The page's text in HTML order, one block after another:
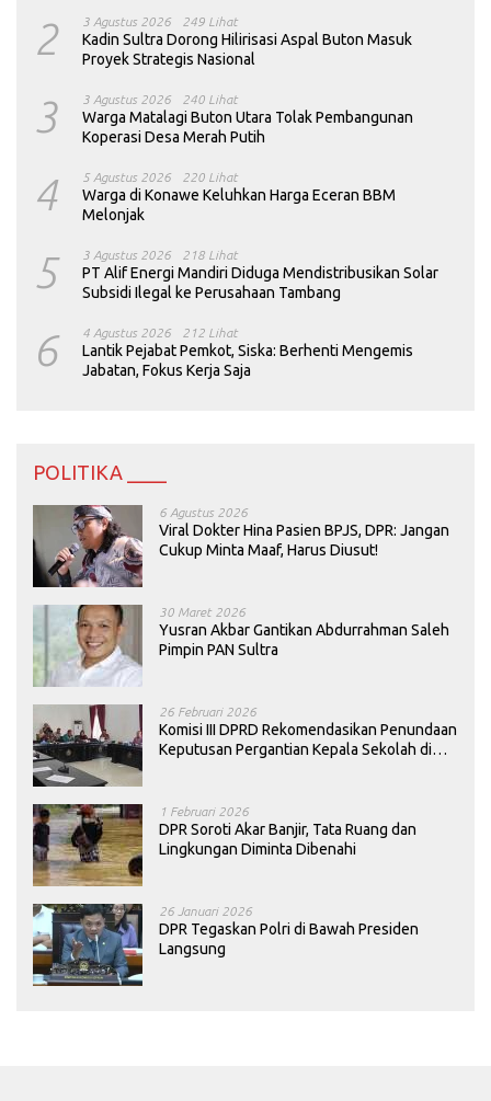
2 3 Agustus 2026 249 Lihat
Kadin Sultra Dorong Hilirisasi Aspal Buton Masuk
Proyek Strategis Nasional
3 3 Agustus 2026 240 Lihat
Warga Matalagi Buton Utara Tolak Pembangunan
Koperasi Desa Merah Putih
4 5 Agustus 2026 220 Lihat
Warga di Konawe Keluhkan Harga Eceran BBM
Melonjak
5 3 Agustus 2026 218 Lihat
PT Alif Energi Mandiri Diduga Mendistribusikan Solar
Subsidi Ilegal ke Perusahaan Tambang
6 4 Agustus 2026 212 Lihat
Lantik Pejabat Pemkot, Siska: Berhenti Mengemis
Jabatan, Fokus Kerja Saja
POLITIKA ____
6 Agustus 2026
Viral Dokter Hina Pasien BPJS, DPR: Jangan
Cukup Minta Maaf, Harus Diusut!
30 Maret 2026
Yusran Akbar Gantikan Abdurrahman Saleh
Pimpin PAN Sultra
26 Februari 2026
Komisi III DPRD Rekomendasikan Penundaan
Keputusan Pergantian Kepala Sekolah di
1 Februari 2026
DPR Soroti Akar Banjir, Tata Ruang dan
Lingkungan Diminta Dibenahi
26 Januari 2026
DPR Tegaskan Polri di Bawah Presiden
Langsung